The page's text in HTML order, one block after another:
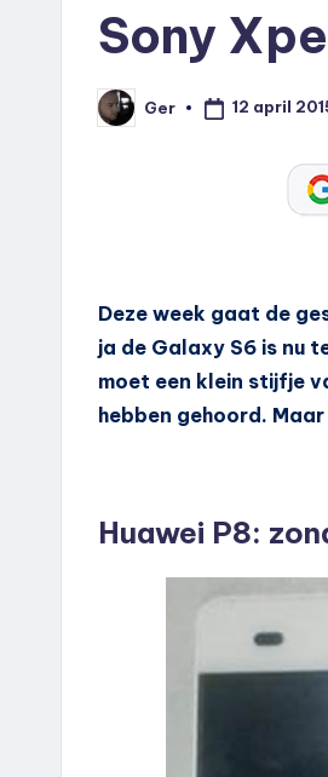
Sony
Geplaatst
door
Ger 12 april
Deze week gaat de
ja de Galaxy S6 is nu
moet een klein stijfje
hebben gehoord.
Huawei P8: